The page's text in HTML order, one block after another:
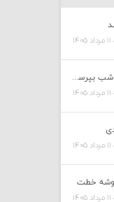
دانلود آهنگ یوسف زمانی به نام از شب بپرسین میگه چه روزگاری دارم
خطت